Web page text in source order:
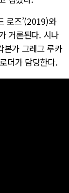
로즈’(2019)와
거론된다. 시나
본가 그레그 루카
더가 담당한다.